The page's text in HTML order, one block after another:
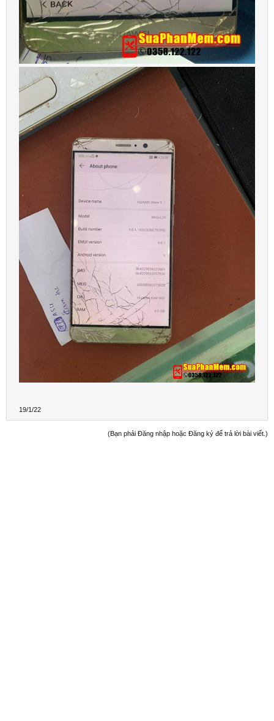
19/1/22
(Bạn phải Đăng nhập hoặc Đăng ký để trả lời bài viết.)